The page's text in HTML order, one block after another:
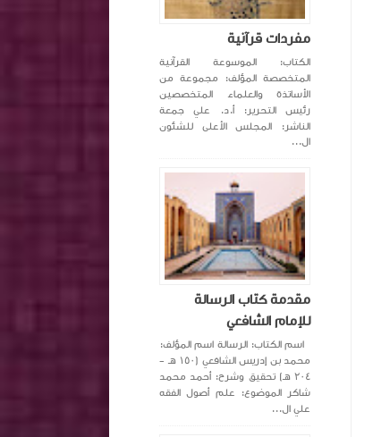
مفردات قرآنية
الكتاب: الموسوعة القرآنية
المتخصصة المؤلف: مجموعة من
الأساتذة والعلماء المتخصصين
رئيس التحرير: أ.د. علي جمعة
الناشر: المجلس الأعلى للشئون
ال...
مقدمة كتاب الرسالة
للإمام الشافعي
اسم الكتاب: الرسالة اسم المؤلف:
محمد بن إدريس الشافعي (١٥٠ هـ -
٢٠٤ هـ) تحقيق وشرح: أحمد محمد
شاكر الموضوع: علم أصول الفقه
علي ال...